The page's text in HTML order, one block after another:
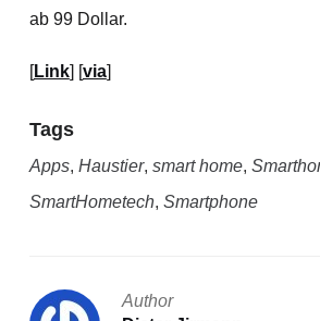
ab 99 Dollar.
[Link] [via]
Tags
Apps, Haustier, smart home,
SmartHometech, Smartphone
Author